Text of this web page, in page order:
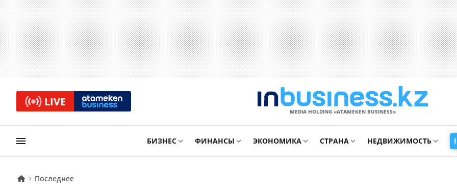
LIVE
MEDIA HOLDING «ATAMEKЕN BUSINESS»
БИЗНЕС ФИНАНСЫ ЭКОНОМИКА СТРАНА НЕДВИЖИМОСТЬ
Последнее